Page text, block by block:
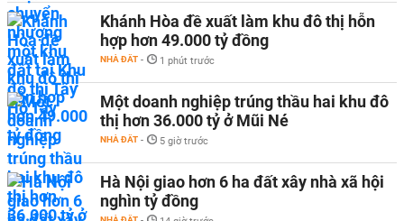
Khánh Hòa đề xuất làm khu đô thị hỗn
hợp hơn 49.000 tỷ đồng
NHÀ ĐẤT - 1 phút trước
Một doanh nghiệp trúng thầu hai khu đô
thị hơn 36.000 tỷ ở Mũi Né
NHÀ ĐẤT - 5 giờ trước
Hà Nội giao hơn 6 ha đất xây nhà xã hội
nghìn tỷ đồng